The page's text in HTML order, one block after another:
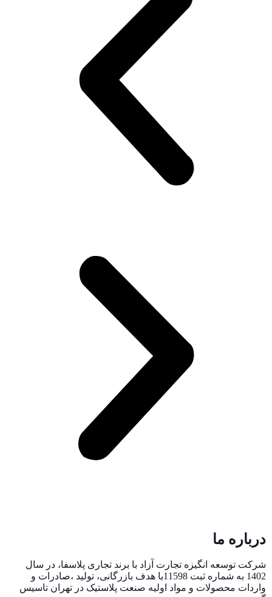
درباره ما
شرکت توسعه انگیزه تجارت آزاد با برند تجاری پلاسفا، در سال
1402 به شماره ثبت 11598با هدف بازرگانی، تولید ،صادرات و
واردات محصولات و مواد اولیه صنعت پلاستیک در تهران تاسیس